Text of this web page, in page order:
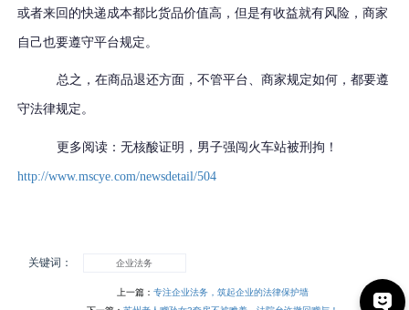
或者来回的快递成本都比货品价值高 ，但是有收益就有风险，商家
自己也要遵守平台规定。
总之，在商品退还方面，不管平台、商家规定如何，都要遵
守法律规定。
更多阅读：无核酸证明，男子强闯火车站被刑拘！
http://www.mscye.com/newsdetail/504
关键词： 企业法务
上一篇： 专注企业法务，筑起企业的法律保护墙